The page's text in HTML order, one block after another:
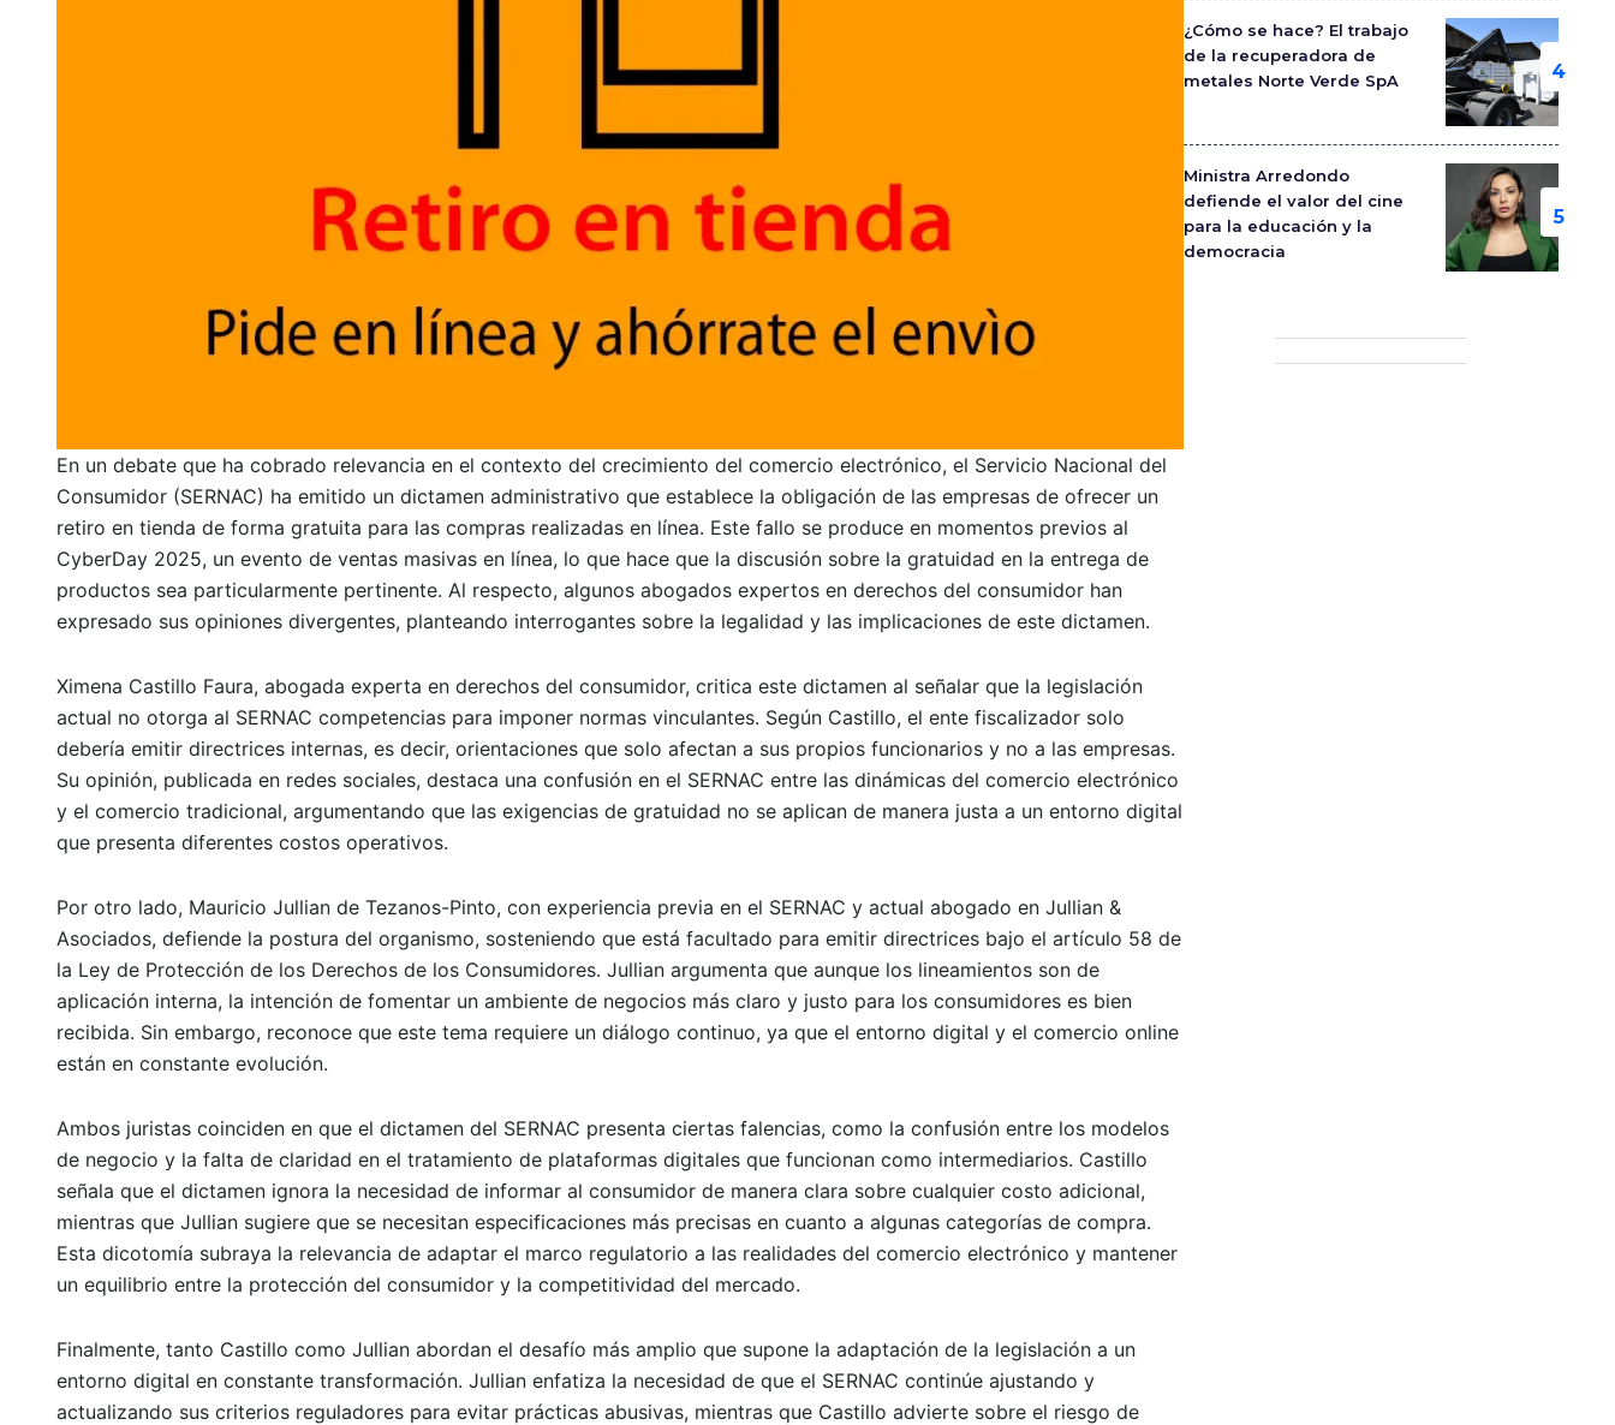
En un debate que ha cobrado relevancia en el contexto del crecimiento del comercio electrónico, el Servicio Nacional del
Consumidor (SERNAC) ha emitido un dictamen administrativo que establece la obligación de las empresas de ofrecer un
retiro en tienda de forma gratuita para las compras realizadas en línea. Este fallo se produce en momentos previos al
CyberDay 2025, un evento de ventas masivas en línea, lo que hace que la discusión sobre la gratuidad en la entrega de
productos sea particularmente pertinente. Al respecto, algunos abogados expertos en derechos del consumidor han
expresado sus opiniones divergentes, planteando interrogantes sobre la legalidad y las implicaciones de este dictamen.
Ximena Castillo Faura, abogada experta en derechos del consumidor, critica este dictamen al señalar que la legislación
actual no otorga al SERNAC competencias para imponer normas vinculantes. Según Castillo, el ente fiscalizador solo
debería emitir directrices internas, es decir, orientaciones que solo afectan a sus propios funcionarios y no a las empresas.
Su opinión, publicada en redes sociales, destaca una confusión en el SERNAC entre las dinámicas del comercio electrónico
y el comercio tradicional, argumentando que las exigencias de gratuidad no se aplican de manera justa a un entorno digital
que presenta diferentes costos operativos.
Por otro lado, Mauricio Jullian de Tezanos-Pinto, con experiencia previa en el SERNAC y actual abogado en Jullian &
Asociados, defiende la postura del organismo, sosteniendo que está facultado para emitir directrices bajo el artículo 58 de
la Ley de Protección de los Derechos de los Consumidores. Jullian argumenta que aunque los lineamientos son de
aplicación interna, la intención de fomentar un ambiente de negocios más claro y justo para los consumidores es bien
recibida. Sin embargo, reconoce que este tema requiere un diálogo continuo, ya que el entorno digital y el comercio online
están en constante evolución.
Ambos juristas coinciden en que el dictamen del SERNAC presenta ciertas falencias, como la confusión entre los modelos
de negocio y la falta de claridad en el tratamiento de plataformas digitales que funcionan como intermediarios. Castillo
señala que el dictamen ignora la necesidad de informar al consumidor de manera clara sobre cualquier costo adicional,
mientras que Jullian sugiere que se necesitan especificaciones más precisas en cuanto a algunas categorías de compra.
Esta dicotomía subraya la relevancia de adaptar el marco regulatorio a las realidades del comercio electrónico y mantener
un equilibrio entre la protección del consumidor y la competitividad del mercado.
Finalmente, tanto Castillo como Jullian abordan el desafío más amplio que supone la adaptación de la legislación a un
entorno digital en constante transformación. Jullian enfatiza la necesidad de que el SERNAC continúe ajustando y
actualizando sus criterios reguladores para evitar prácticas abusivas, mientras que Castillo advierte sobre el riesgo de
¿Cómo se hace? El trabajo
de la recuperadora de
metales Norte Verde SpA
Ministra Arredondo
defiende el valor del cine
para la educación y la
democracia